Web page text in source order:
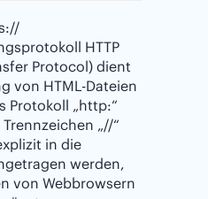
HTTP
Protocol) dient
von HTML-Dateien
Protokoll „http:“
„//“
in die
werden,
von Webbrowsern